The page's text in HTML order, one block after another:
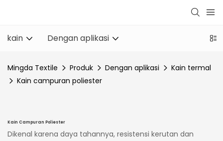
kain Dengan aplikasi
Mingda Textile Produk Dengan aplikasi
Kain termal
Kain campuran poliester
Kain Campuran Poliester
Dikenal karena daya tahannya, resistensi kerutan dan